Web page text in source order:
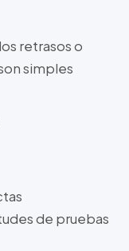
retrasos o
simples
de pruebas